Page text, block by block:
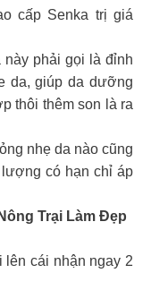
cấp Senka trị giá
này phải gọi là đỉnh
da, giúp da dưỡng
thôi thêm son là ra
nhẹ da nào cũng
có hạn chỉ áp
Trại Làm Đẹp
lên cái nhận ngay 2